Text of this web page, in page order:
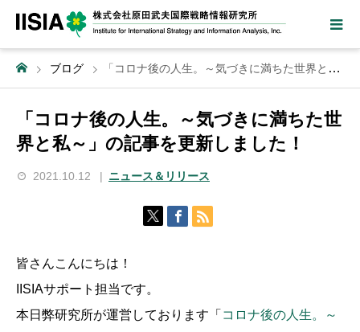
ブログ 「コロナ後の人生。～気づきに満ちた世界と私～」の記事を更新しました！
「コロナ後の人生。～気づきに満ちた世
界と私～」の記事を更新しました！
2021.10.12 ニュース＆リリース
皆さんこんにちは！
IISIAサポート担当です。
本日弊研究所が運営しております「 コロナ後の人生。～